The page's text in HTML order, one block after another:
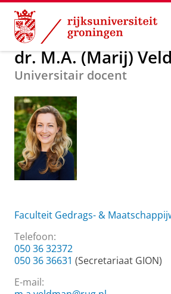
Skip
Content
Skip
Navigation
Over ons dr. M.A. (Marij)
dr. M.A. (Marij)
Universitair docent
Faculteit Gedrags- &
Telefoon:
050 36 32372
050 36 36631 (Secretariaat GION)
E-mail: